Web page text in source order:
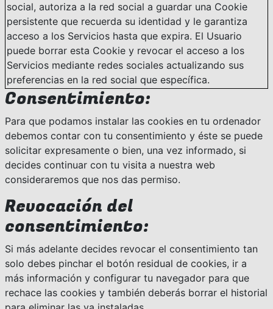
social, autoriza a la red social a guardar una Cookie
persistente que recuerda su identidad y le garantiza
acceso a los Servicios hasta que expira. El Usuario
puede borrar esta Cookie y revocar el acceso a los
Servicios mediante redes sociales actualizando sus
preferencias en la red social que específica.
Consentimiento:
Para que podamos instalar las cookies en tu ordenador
debemos contar con tu consentimiento y éste se puede
solicitar expresamente o bien, una vez informado, si
decides continuar con tu visita a nuestra web
consideraremos que nos das permiso.
Revocación del
consentimiento:
Si más adelante decides revocar el consentimiento tan
solo debes pinchar el botón residual de cookies, ir a
más información y configurar tu navegador para que
rechace las cookies y también deberás borrar el historial